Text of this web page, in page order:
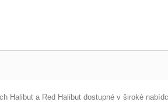
Halibut a Red Halibut dostupné v široké